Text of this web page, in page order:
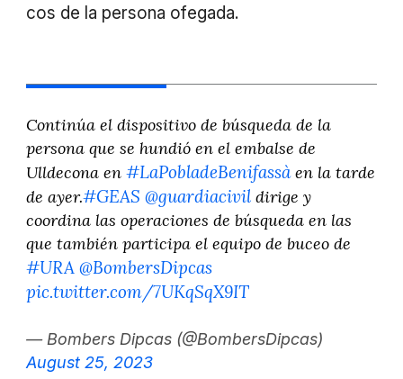
cos de la persona ofegada.
Continúa el dispositivo de búsqueda de la
persona que se hundió en el embalse de
Ulldecona en #LaPobladeBenifassàen la tarde
de ayer.#GEAS @guardiacivildirige y
coordina las operaciones de búsqueda en las
que también participa el equipo de buceo de
#URA @BombersDipcas
pic.twitter.com/7UKqSqX9IT
— Bombers Dipcas (@BombersDipcas)
August 25, 2023